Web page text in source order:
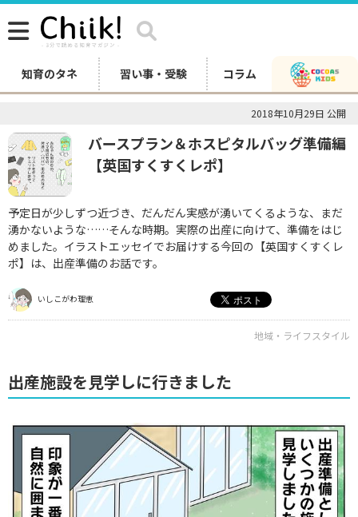
知育のタネ 習い事・受験 コラム
2018年10月29日 公開
バースプラン＆ホスピタルバッグ準備編
【英国すくすくレポ】
予定日が少しずつ近づき、だんだん実感が湧いてくるような、まだ
湧かないような……そんな時期。実際の出産に向けて、準備をはじ
めました。イラストエッセイでお届けする今回の【英国すくすくレ
ポ】は、出産準備のお話です。
いしこがわ理恵
地域・ライフスタイル
出産施設を見学しに行きました